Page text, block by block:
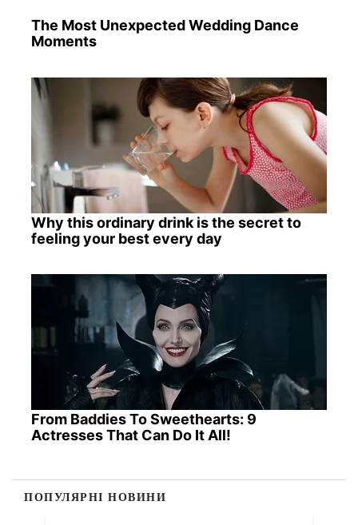
The Most Unexpected Wedding Dance
Moments
Why this ordinary drink is the secret to
feeling your best every day
From Baddies To Sweethearts: 9
Actresses That Can Do It All!
ПОПУЛЯРНІ НОВИНИ